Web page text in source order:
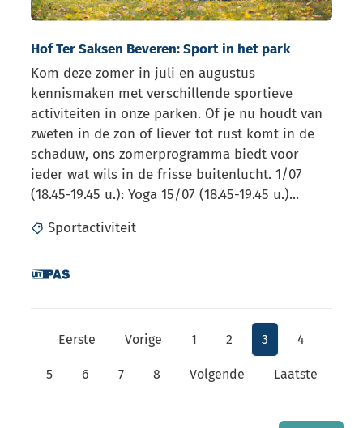
Hof Ter Saksen Beveren: Sport in het park
Kom deze zomer in juli en augustus
kennismaken met verschillende sportieve
activiteiten in onze parken. Of je nu houdt van
zweten in de zon of liever tot rust komt in de
schaduw, ons zomerprogramma biedt voor
ieder wat wils in de frisse buitenlucht. 1/07
(18.45-19.45 u.): Yoga 15/07 (18.45-19.45 u.)...
Sportactiviteit
Eerste Vorige 1 2 3 4
5 6 7 8 Volgende Laatste